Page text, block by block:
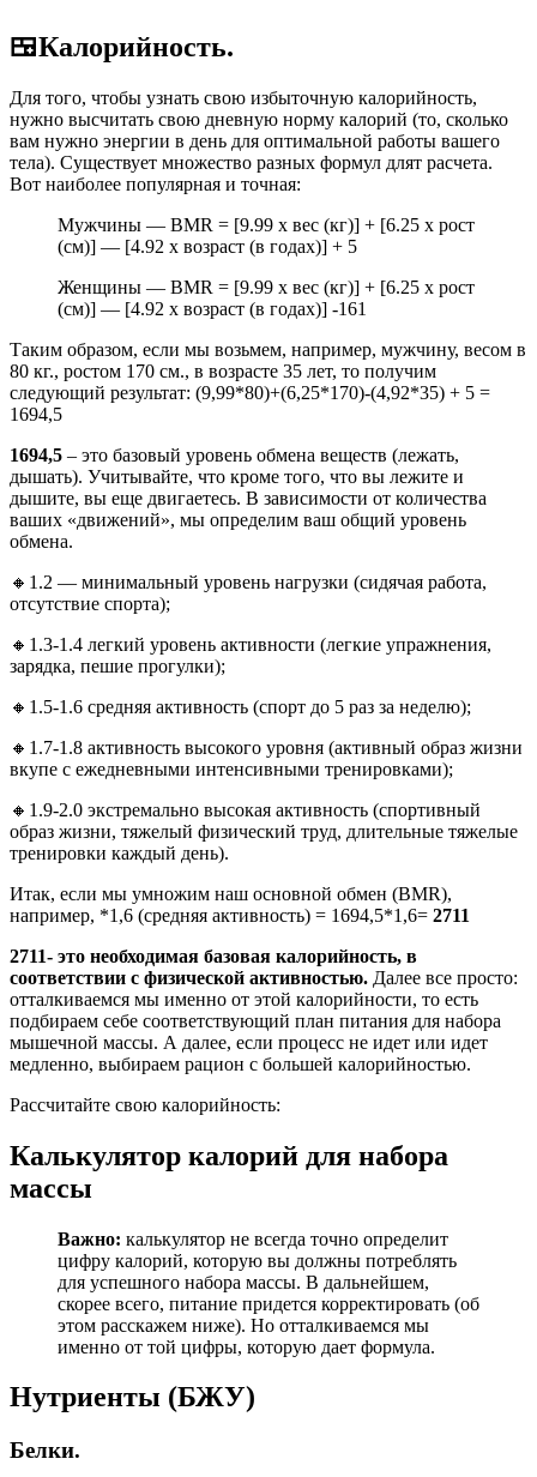
🍱Калорийность.
Для того, чтобы узнать свою избыточную калорийность,
нужно высчитать свою дневную норму калорий (то, сколько
вам нужно энергии в день для оптимальной работы вашего
тела). Существует множество разных формул длят расчета.
Вот наиболее популярная и точная:
Мужчины — BMR = [9.99 x вес (кг)] + [6.25 x рост
(см)] — [4.92 x возраст (в годах)] + 5
Женщины — BMR = [9.99 x вес (кг)] + [6.25 x рост
(см)] — [4.92 x возраст (в годах)] -161
Таким образом, если мы возьмем, например, мужчину, весом в
80 кг., ростом 170 см., в возрасте 35 лет, то получим
следующий результат: (9,99*80)+(6,25*170)-(4,92*35) + 5 =
1694,5
1694,5 – это базовый уровень обмена веществ (лежать,
дышать). Учитывайте, что кроме того, что вы лежите и
дышите, вы еще двигаетесь. В зависимости от количества
ваших «движений», мы определим ваш общий уровень
обмена.
🔸1.2 — минимальный уровень нагрузки (сидячая работа,
отсутствие спорта);
🔸1.3-1.4 легкий уровень активности (легкие упражнения,
зарядка, пешие прогулки);
🔸1.5-1.6 средняя активность (спорт до 5 раз за неделю);
🔸1.7-1.8 активность высокого уровня (активный образ жизни
вкупе с ежедневными интенсивными тренировками);
🔸1.9-2.0 экстремально высокая активность (спортивный
образ жизни, тяжелый физический труд, длительные тяжелые
тренировки каждый день).
Итак, если мы умножим наш основной обмен (BMR),
например, *1,6 (средняя активность) = 1694,5*1,6= 2711
2711- это необходимая базовая калорийность, в
соответствии с физической активностью. Далее все просто:
отталкиваемся мы именно от этой калорийности, то есть
подбираем себе соответствующий план питания для набора
мышечной массы. А далее, если процесс не идет или идет
медленно, выбираем рацион с большей калорийностью.
Рассчитайте свою калорийность:
Калькулятор калорий для набора
массы
Важно: калькулятор не всегда точно определит
цифру калорий, которую вы должны потреблять
для успешного набора массы. В дальнейшем,
скорее всего, питание придется корректировать (об
этом расскажем ниже). Но отталкиваемся мы
именно от той цифры, которую дает формула.
Нутриенты (БЖУ)
Белки.